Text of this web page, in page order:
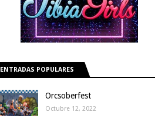
ENTRADAS POPULARES
Orcsoberfest
Octubre 12, 2022